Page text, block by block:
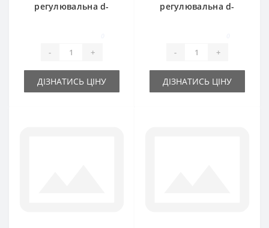
регулювальна d-
- +
ДІЗНАТИСЬ ЦІНУ
регулювальна d-
- +
ДІЗНАТИСЬ ЦІНУ